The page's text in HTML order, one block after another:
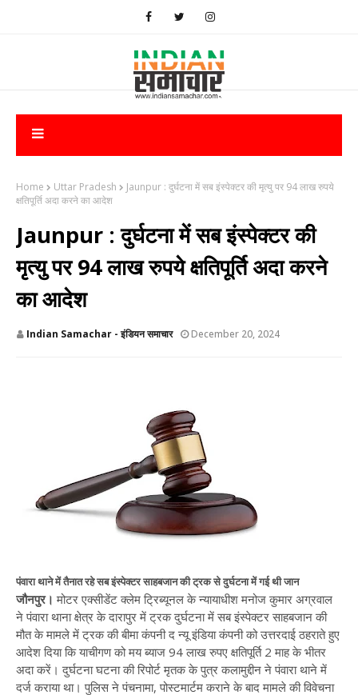
Home Uttar Pradesh
​Jaunpur : दुर्घटना में सब इंस्पेक्टर की मृत्यु पर 94 लाख रुपये
क्षतिपूर्ति अदा करने का आदेश
​Jaunpur : दुर्घटना में सब इंस्पेक्टर की
मृत्यु पर 94 लाख रुपये क्षतिपूर्ति अदा करने
का आदेश
Indian Samachar - इंडियन समाचार December 20, 2024
पंवारा थाने में तैनात रहे सब इंस्पेक्टर साहबजान की ट्रक से दुर्घटना में गई थी जान
जौनपुर।मोटर एक्सीडेंट क्लेम ट्रिब्यूनल के न्यायाधीश मनोज कुमार अग्रवाल
ने पंवारा थाना क्षेत्र के दारापुर में ट्रक दुर्घटना में सब इंस्पेक्टर साहबजान की
मौत के मामले में ट्रक की बीमा कंपनी द न्यू इंडिया कंपनी को उत्तरदाई ठहराते हुए
आदेश दिया कि याचीगण को मय ब्याज 94 लाख रुपए क्षतिपूर्ति 2 माह के भीतर
अदा करें। दुर्घटना घटना की रिपोर्ट मृतक के पुत्र कलामुद्दीन ने पंवारा थाने में
दर्ज कराया था। पुलिस ने पंचनामा, पोस्टमार्टम कराने के बाद मामले की विवेचना